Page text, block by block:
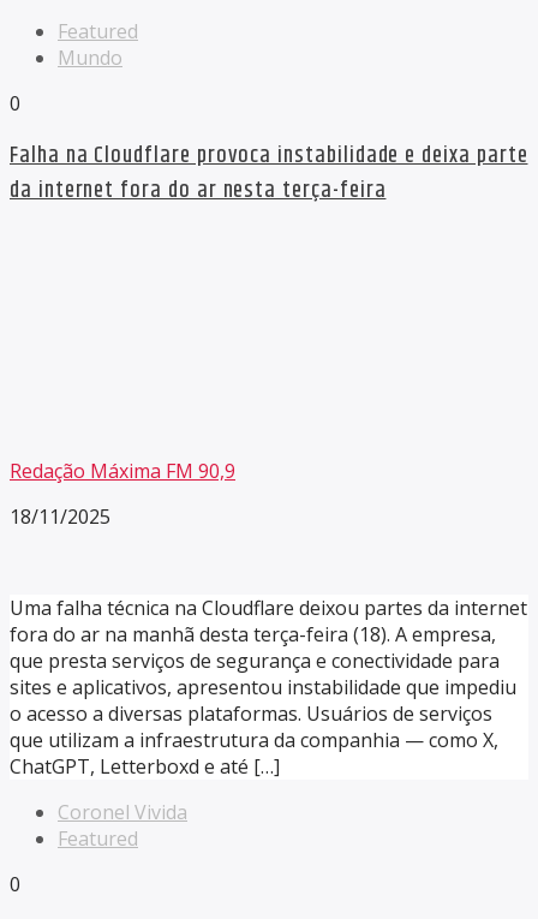
Featured
Mundo
0
Falha na Cloudflare provoca instabilidade e deixa parte
da internet fora do ar nesta terça-feira
Redação Máxima FM 90,9
18/11/2025
Uma falha técnica na Cloudflare deixou partes da internet
fora do ar na manhã desta terça-feira (18). A empresa,
que presta serviços de segurança e conectividade para
sites e aplicativos, apresentou instabilidade que impediu
o acesso a diversas plataformas. Usuários de serviços
que utilizam a infraestrutura da companhia — como X,
ChatGPT, Letterboxd e até […]
Coronel Vivida
Featured
0